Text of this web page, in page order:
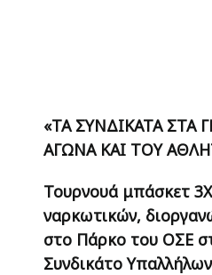
«ΤΑ ΣΥΝΔΙΚΑΤΑ ΣΤΑ
ΑΓΩΝΑ ΚΑΙ ΤΟΥ
Τουρνουά μπάσκετ
ναρκωτικών,
στο Πάρκο του ΟΣΕ
Συνδικάτο